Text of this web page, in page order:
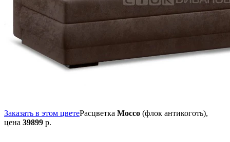
Заказать в этом цветеРасцветка Mocco (флок антикоготь),
цена 39899 р.